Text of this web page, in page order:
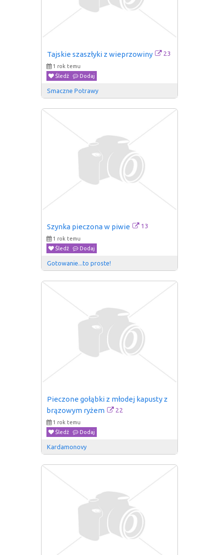
Tajskie szaszłyki z wieprzowiny 23
1 rok temu
Śledź
Dodaj
Smaczne Potrawy
Szynka pieczona w piwie 13
1 rok temu
Śledź
Dodaj
Gotowanie...to proste!
Pieczone gołąbki z młodej kapusty z
brązowym ryżem
22
1 rok temu
Śledź
Dodaj
Kardamonovy